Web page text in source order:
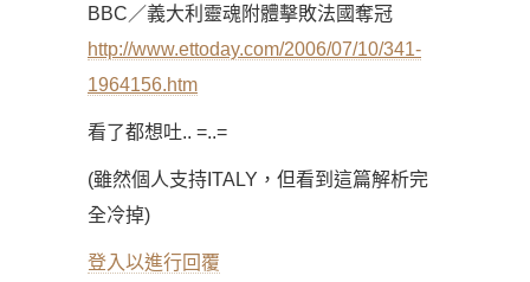
BBC／義大利靈魂附體擊敗法國奪冠
http://www.ettoday.com/2006/07/10/341-
1964156.htm
看了都想吐.. =..=
(雖然個人支持ITALY，但看到這篇解析完
全冷掉)
登入以進行回覆